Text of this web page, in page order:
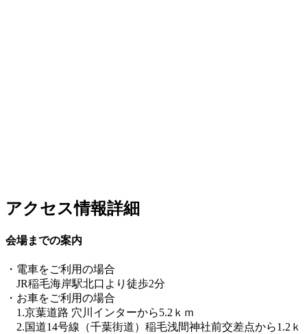
アクセス情報詳細
会場までの案内
・電車をご利用の場合
JR稲毛海岸駅北口より徒歩2分
・お車をご利用の場合
1.京葉道路 穴川インターから5.2ｋｍ
2.国道14号線（千葉街道）稲毛浅間神社前交差点から1.2ｋ